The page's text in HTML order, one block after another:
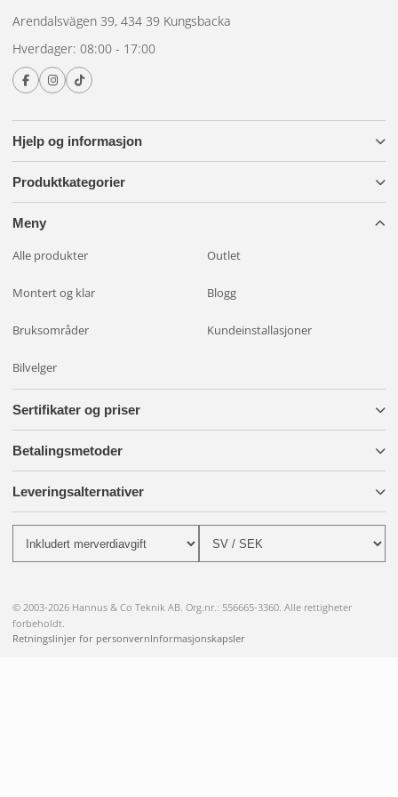
mest, og takket være den robuste monteringsbasen og de
enkel og sikker.
E-godkjent og trygg
lovlig å bruke på veiene. I tillegg kommer den med
Hjelp og informasjon
Produktkategorier
Meny
Alle produkter Outlet
Montert og klar Blogg
Bruksområder Kundeinstallasjoner
Bilvelger
Arendalsvägen 39, 434 39 Kungsbacka
Hverdager: 08:00 - 17:00
Sertifikater og priser
Betalingsmetoder
Leveringsalternativer
© 2003-2026 Hannus & Co Teknik AB. Org.nr.: 556665-3360. Alle rettigheter
forbeholdt.
Retningslinjer for personvernInformasjonskapsler